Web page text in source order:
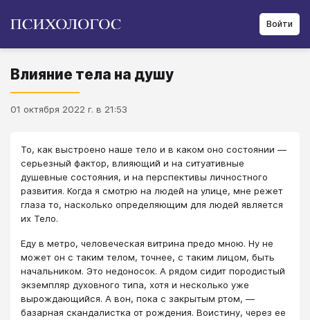
Войти
Влияние тела на душу
01 октября 2022 г. в 21:53
То, как выстроено наше тело и в каком оно состоянии —
серьезный фактор, влияющий и на ситуативные
душевные состояния, и на перспективы личностного
развития. Когда я смотрю на людей на улице, мне режет
глаза то, насколько определяющим для людей является
их Тело.
Еду в метро, человеческая витрина предо мною. Ну не
может он с таким телом, точнее, с таким лицом, быть
начальником. Это недоносок. А рядом сидит породистый
экземпляр духовного типа, хотя и несколько уже
вырождающийся. А вон, пока с закрытым ртом, —
базарная скандалистка от рождения. Воистину, через ее